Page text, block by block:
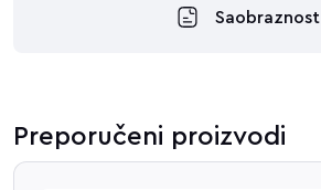
Saobraznost
Preporučeni proizvodi